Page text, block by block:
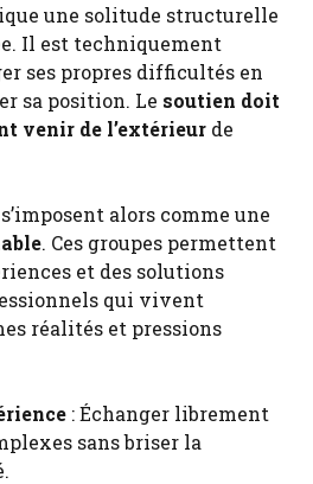
une solitude structurelle
Il est techniquement
ses propres difficultés en
sa position. Le soutien doit
venir de l’extérieur de
alors comme une
. Ces groupes permettent
et des solutions
qui vivent
réalités et pressions
: Échanger librement
sans briser la